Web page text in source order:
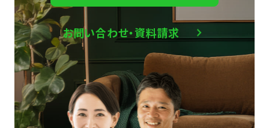
お問い合わせ・資料請求